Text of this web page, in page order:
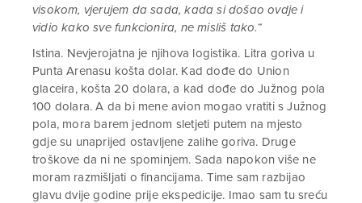
visokom, vjerujem da sada, kada si došao ovdje i
vidio kako sve funkcionira, ne misliš tako.“
Istina. Nevjerojatna je njihova logistika. Litra goriva u
Punta Arenasu košta dolar. Kad dođe do Union
glaceira, košta 20 dolara, a kad dođe do Južnog pola
100 dolara. A da bi mene avion mogao vratiti s Južnog
pola, mora barem jednom sletjeti putem na mjesto
gdje su unaprijed ostavljene zalihe goriva. Druge
troškove da ni ne spominjem. Sada napokon više ne
moram razmišljati o financijama. Time sam razbijao
glavu dvije godine prije ekspedicije. Imao sam tu sreću